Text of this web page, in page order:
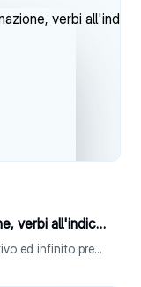
imperativo ed infinito presente
casi, verbi all'indicativo presente, imperativo ed infinito presente, prima e seconda declinazione con particolarità, apposizione